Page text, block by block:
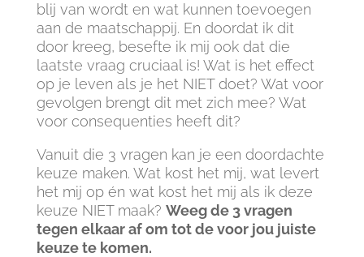
blij van wordt en wat kunnen toevoegen
aan de maatschappij. En doordat ik dit
door kreeg, besefte ik mij ook dat die
laatste vraag cruciaal is! Wat is het effect
op je leven als je het NIET doet? Wat voor
gevolgen brengt dit met zich mee? Wat
voor consequenties heeft dit?
Vanuit die 3 vragen kan je een doordachte
keuze maken. Wat kost het mij, wat levert
het mij op én wat kost het mij als ik deze
keuze NIET maak? Weeg de 3 vragen
tegen elkaar af om tot de voor jou juiste
keuze te komen.